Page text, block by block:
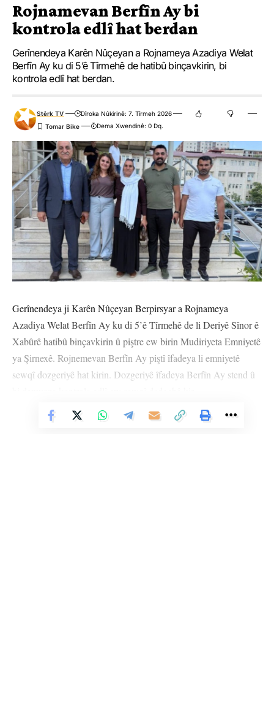
Rojnamevan Berfîn Ay bi
kontrola edlî hat berdan
Gerînendeya Karên Nûçeyan a Rojnameya Azadiya Welat
Berfîn Ay ku di 5’ê Tîrmehê de hatibû binçavkirin, bi
kontrola edlî hat berdan.
Stêrk TV
Dîroka Nûkirinê: 7. Tîrmeh 2026
Dema Xwendinê: 0 Dq.
Gerînendeya ji Karên Nûçeyan Berpirsyar a Rojnameya
Azadiya Welat Berfîn Ay ku di 5’ê Tîrmehê de li Deriyê Sînor ê
Xabûrê hatibû binçavkirin û piştre ew birin Mudiriyeta Emniyetê
ya Şirnexê. Rojnemevan Berfîn Ay piştî îfadeya li emniyetê
sewqî dozgeriyê hat kirin. Dozgeriyê îfadeya Berfîn Ay stend û
Şandeya dadgehê bi şertê kontrola edlî Berfîn Ay berda.
Vê Nûçeyê Bixwîne